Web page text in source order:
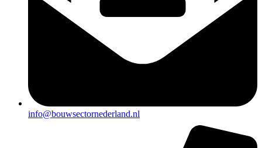
info@bouwsectornederland.nl